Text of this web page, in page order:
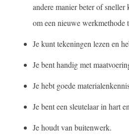
andere manier beter of
om een nieuwe werkmethode
Je kunt tekeningen lezen en
Je bent handig met
Je hebt goede
Je bent een sleutelaar in hart
Je houdt van buitenwerk.